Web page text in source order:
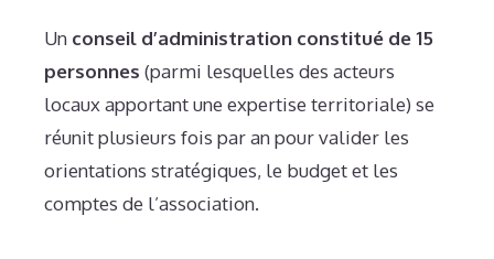
Un conseil d’administration constitué de 15
personnes (parmi lesquelles des acteurs
locaux apportant une expertise territoriale) se
réunit plusieurs fois par an pour valider les
orientations stratégiques, le budget et les
comptes de l’association.